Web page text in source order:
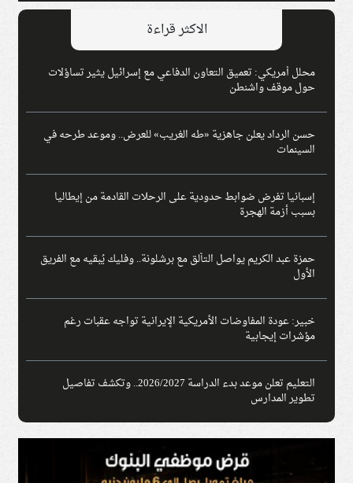
الاكثر قراءة
محلل أمريكي: تعميق التعاون الدفاعي مع إسرائيل يثير تساؤلات
حول موقف واشنطن
حسن الرداد يعلن جاهزية «طه الغريب» للعرض.. وموعد طرحه في
السينمات
إسبانيا تفرض ضوابط حدودية على الرحلات القادمة من إيطاليا
بسبب أزمة الهجرة
حمزة عبد الكريم يواصل التألق مع برشلونة.. وفليك يُبقيه مع الفريق
الأول
خبير: عودة المفاوضات الأمريكية الإيرانية تواجه عقبات رغم
مؤشرات إيجابية
التعليم تعلن موعد بدء الدراسة 2026/2027.. وتكشف تفاصيل
تطوير المدارس